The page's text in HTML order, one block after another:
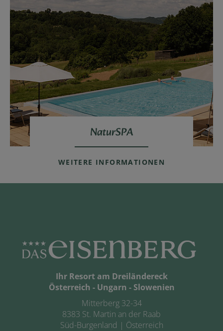
NaturSPA
WEITERE INFORMATIONEN
Ihr Resort am Dreiländereck
Österreich - Ungarn - Slowenien
Mitterberg 32-34
8383 St. Martin an der Raab
Süd-Burgenland | Österreich